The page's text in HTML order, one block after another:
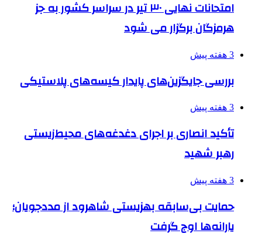
امتحانات نهایی ۳۰ تیر در سراسر کشور به جز
هرمزگان برگزار می شود
3 هفته پیش
بررسی جایگزین‌های پایدار کیسه‌های پلاستیکی
3 هفته پیش
تأکید انصاری بر اجرای دغدغه‌های محیط‌زیستی
رهبر شهید
3 هفته پیش
حمایت بی‌سابقه بهزیستی شاهرود از مددجویان؛
یارانه‌ها اوج گرفت